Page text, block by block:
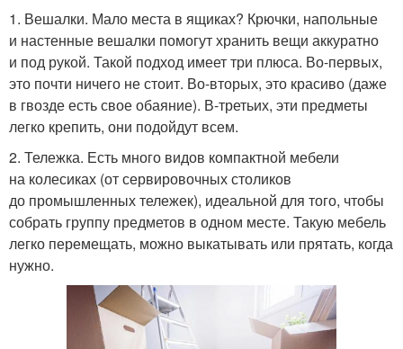
1. Вешалки. Мало места в ящиках? Крючки, напольные
и настенные вешалки помогут хранить вещи аккуратно
и под рукой. Такой подход имеет три плюса. Во-первых,
это почти ничего не стоит. Во-вторых, это красиво (даже
в гвозде есть свое обаяние). В-третьих, эти предметы
легко крепить, они подойдут всем.
2. Тележка. Есть много видов компактной мебели
на колесиках (от сервировочных столиков
до промышленных тележек), идеальной для того, чтобы
собрать группу предметов в одном месте. Такую мебель
легко перемещать, можно выкатывать или прятать, когда
нужно.